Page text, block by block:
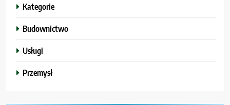
Kategorie
Budownictwo
Usługi
Przemysł